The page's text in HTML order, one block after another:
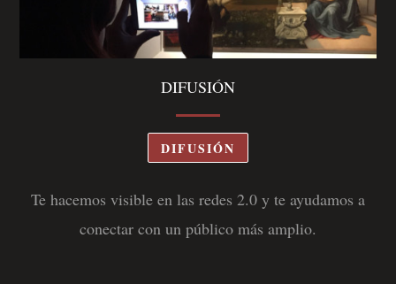
DIFUSIÓN
DIFUSIÓN
Te hacemos visible en las redes 2.0 y te ayudamos a
conectar con un público más amplio.